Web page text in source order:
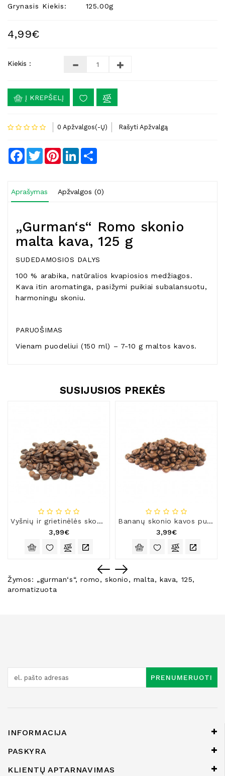
Kūdikiams
Reikalai
Grynasis Kiekis:
125.00g
4,99€
Kiekis :
Į KREPŠELĮ
0 Apžvalgos(-Ų) Rašyti Apžvalgą
Facebook
TwitterPinterestLinkedIn
Aprašymas Apžvalgos (0)
„Gurman‘s“ Romo skonio
malta kava, 125 g
SUDEDAMOSIOS DALYS
100 % arabika, natūralios kvapiosios medžiagos.
Kava itin aromatinga, pasižymi puikiai subalansuotu,
harmoningu skoniu.
PARUOŠIMAS
Vienam puodeliui (150 ml) – 7-10 g maltos kavos.
SUSIJUSIOS PREKĖS
Vyšnių ir grietinėlės skonio kavos pupelės
3,99€
Bananų skonio kavos pupelės
3,99€
Žymos: „gurman‘s“,romo,skonio, malta,kava, 125,
aromatizuota
PRENUMERUOTI
INFORMACIJA
PASKYRA
KLIENTŲ APTARNAVIMAS